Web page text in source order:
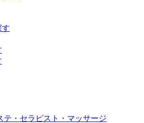
す
テ・セラピスト・マッサージ